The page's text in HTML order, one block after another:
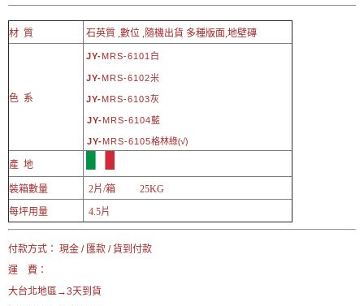
材 質 石英質 ,數位 ,隨機出貨 多種版面,地壁磚
色 系
JY-MRS-6101白
JY-MRS-6102米
JY-MRS-6103灰
JY-MRS-6104藍
JY-MRS-6105格林綠(√)
產 地
裝箱數量
2片/箱 25KG
每坪用量
4.5片
付款方式： 現金 / 匯款 / 貨到付款
運 費：
大台北地區→3天到貨